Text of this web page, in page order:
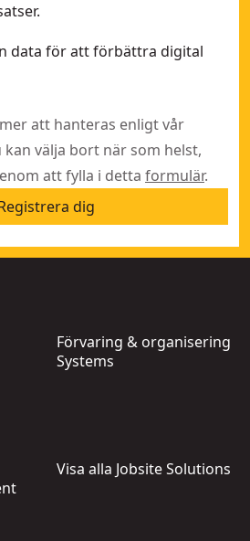
data för att förbättra digital
att hanteras enligt vår
kan välja bort när som helst,
att fylla i detta formulär.
dig
Förvaring & organisering
Systems
Visa alla Jobsite Solutions